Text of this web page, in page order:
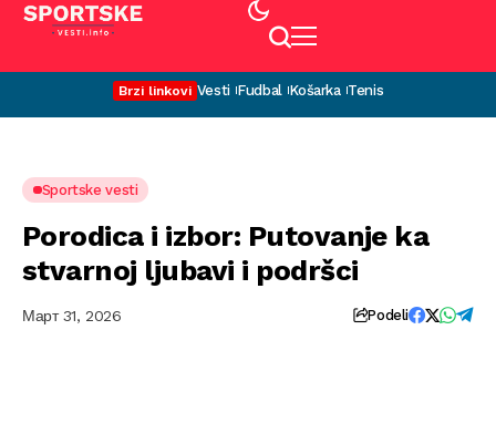
Brzi linkovi Vesti Fudbal Košarka Tenis
Sportske vesti
Porodica i izbor: Putovanje ka
stvarnoj ljubavi i podršci
Март 31, 2026 Podeli